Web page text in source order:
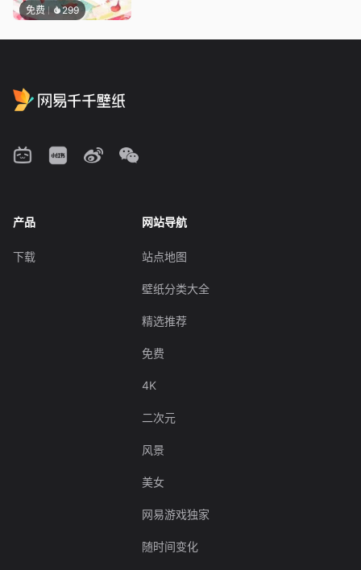
免费 299
产品
下载
网站导航
站点地图
壁纸分类大全
精选推荐
免费
4K
二次元
风景
美女
网易游戏独家
随时间变化